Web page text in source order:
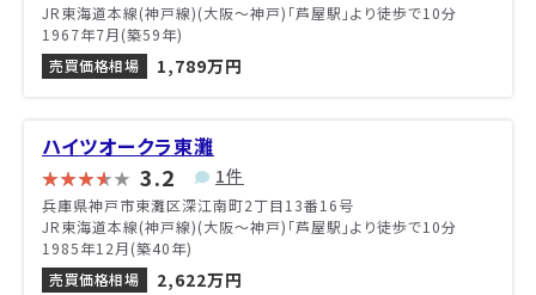
JR東海道本線(神戸線)(大阪～神戸)「芦屋駅」より徒歩で10分
1967年7月(築59年)
売買価格相場
1,789万円
ハイツオークラ東灘
3.2 1件
兵庫県神戸市東灘区深江南町2丁目13番16号
JR東海道本線(神戸線)(大阪～神戸)「芦屋駅」より徒歩で10分
1985年12月(築40年)
売買価格相場
2,622万円